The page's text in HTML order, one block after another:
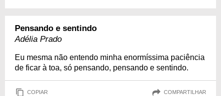
Pensando e sentindo
Adélia Prado
Eu mesma não entendo minha enormíssima paciência
de ficar à toa, só pensando, pensando e sentindo.
COPIAR COMPARTILHAR